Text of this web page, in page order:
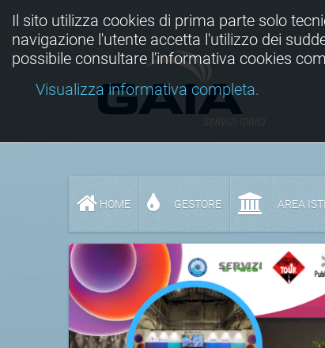
HOME GESTORE AREA
Il sito utilizza cookies di prima parte solo
navigazione l'utente accetta l'utilizzo dei
possibile consultare l'informativa cookies
Visualizza informativa completa.